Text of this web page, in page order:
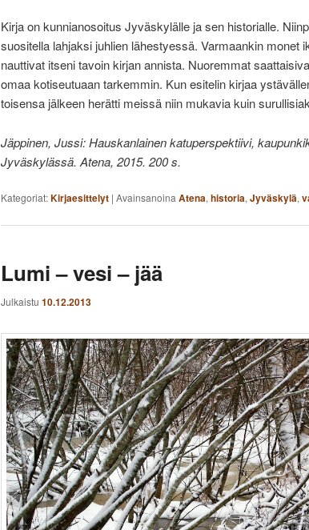
Kirja on kunnianosoitus Jyväskylälle ja sen historialle.
suositella lahjaksi juhlien lähestyessä. Varmaankin monet
nauttivat itseni tavoin kirjan annista. Nuoremmat
omaa kotiseutuaan tarkemmin. Kun esitelin kirjaa
toisensa jälkeen herätti meissä niin mukavia kuin
Jäppinen, Jussi: Hauskanlainen katuperspektiivi,
Jyväskylässä. Atena, 2015. 200 s.
Kategoriat:Kirjaesittelyt | Avainsanoina Atena, historia, Jyväskylä,
Lumi – vesi – jää
Julkaistu 10.12.2013